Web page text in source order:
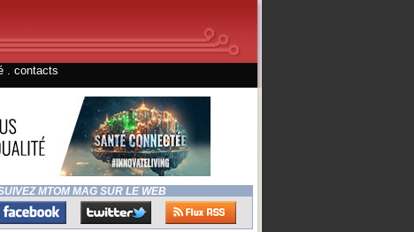
contacts
MTOM MAG SUR LE WEB